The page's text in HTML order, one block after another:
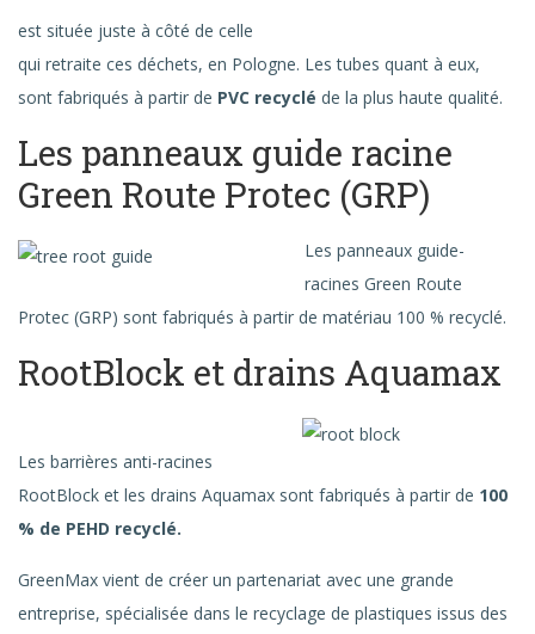
est située juste à côté de celle
qui retraite ces déchets, en Pologne. Les tubes quant à eux,
sont fabriqués à partir de PVC recyclé de la plus haute qualité.
Les panneaux guide racine
Green Route Protec (GRP)
Les panneaux guide-
racines Green Route
Protec (GRP) sont fabriqués à partir de matériau 100 % recyclé.
RootBlock et drains Aquamax
Les barrières anti-racines
RootBlock et les drains Aquamax sont fabriqués à partir de 100
% de PEHD recyclé.
GreenMax vient de créer un partenariat avec une grande
entreprise, spécialisée dans le recyclage de plastiques issus des